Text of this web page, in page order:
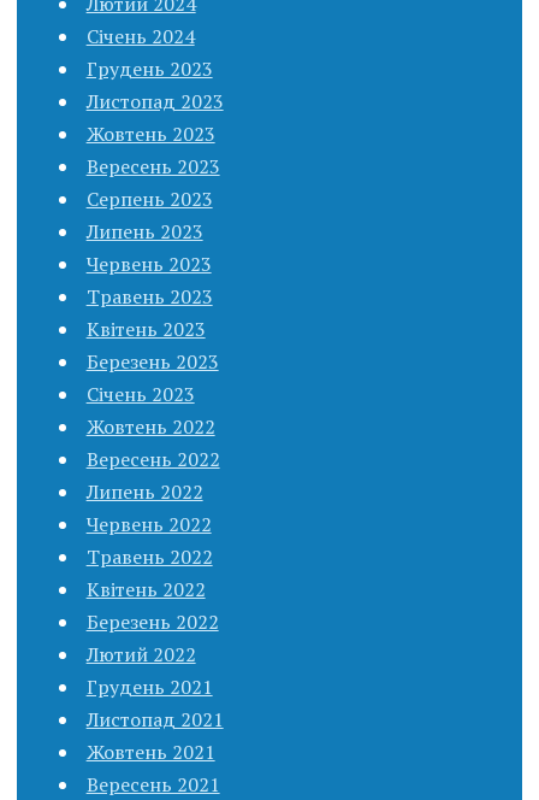
Січень 2024
Грудень 2023
Листопад 2023
Жовтень 2023
Вересень 2023
Серпень 2023
Липень 2023
Червень 2023
Травень 2023
Квітень 2023
Березень 2023
Січень 2023
Жовтень 2022
Вересень 2022
Липень 2022
Червень 2022
Травень 2022
Квітень 2022
Березень 2022
Лютий 2022
Грудень 2021
Листопад 2021
Жовтень 2021
Вересень 2021